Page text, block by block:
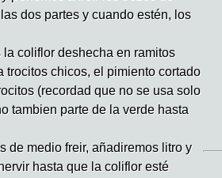
dos partes y cuando estén, los
coliflor deshecha en ramitos
trocitos chicos, el pimiento cortado
(recordad que no se usa solo
tambien parte de la verde hasta
de medio freir, añadiremos litro y
hasta que la coliflor esté